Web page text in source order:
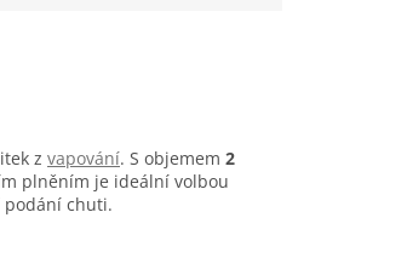
z vapování. S objemem 2
plněním je ideální volbou
podání chuti.